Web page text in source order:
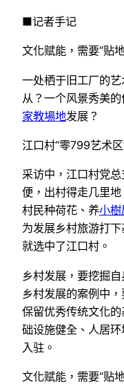
■记者手记
文化赋能，需要“贴
一处栖于旧工厂的
从？一个风景秀美
家教場地发展？
江口村“零799艺术
采访中，江口村党
便，出村得走几里
村民种荷花、养小樹
为发展乡村旅游打下
就选中了江口村。
乡村发展，要挖掘
乡村发展的案例中
保留优秀传统文化
础设施健全、人居
入驻。
文化赋能，需要“贴